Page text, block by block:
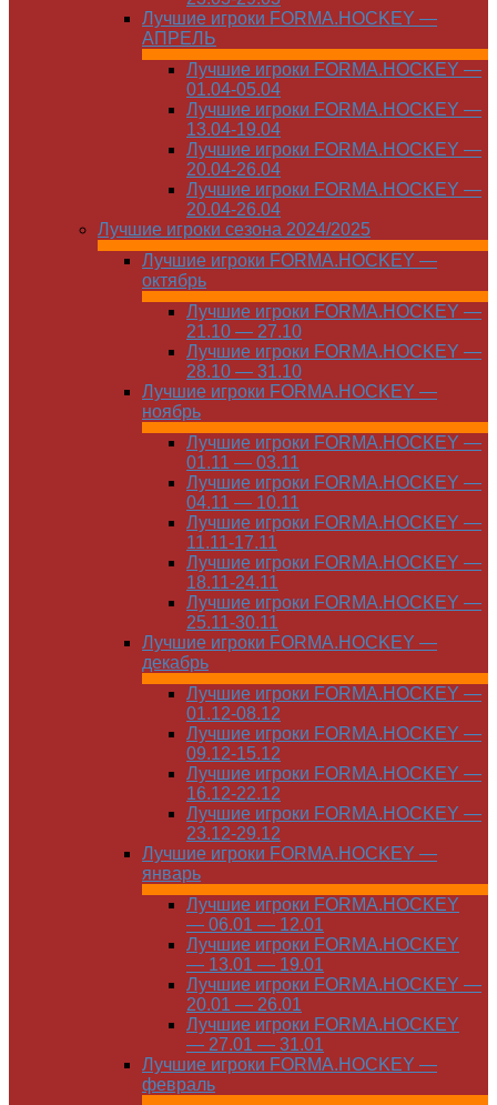
Лучшие игроки FORMA.HOCKEY —
АПРЕЛЬ
Лучшие игроки FORMA.HOCKEY —
01.04-05.04
Лучшие игроки FORMA.HOCKEY —
13.04-19.04
Лучшие игроки FORMA.HOCKEY —
20.04-26.04
Лучшие игроки FORMA.HOCKEY —
20.04-26.04
Лучшие игроки сезона 2024/2025
Лучшие игроки FORMA.HOCKEY —
октябрь
Лучшие игроки FORMA.HOCKEY —
21.10 — 27.10
Лучшие игроки FORMA.HOCKEY —
28.10 — 31.10
Лучшие игроки FORMA.HOCKEY —
ноябрь
Лучшие игроки FORMA.HOCKEY —
01.11 — 03.11
Лучшие игроки FORMA.HOCKEY —
04.11 — 10.11
Лучшие игроки FORMA.HOCKEY —
11.11-17.11
Лучшие игроки FORMA.HOCKEY —
18.11-24.11
Лучшие игроки FORMA.HOCKEY —
25.11-30.11
Лучшие игроки FORMA.HOCKEY —
декабрь
Лучшие игроки FORMA.HOCKEY —
01.12-08.12
Лучшие игроки FORMA.HOCKEY —
09.12-15.12
Лучшие игроки FORMA.HOCKEY —
16.12-22.12
Лучшие игроки FORMA.HOCKEY —
23.12-29.12
Лучшие игроки FORMA.HOCKEY —
январь
Лучшие игроки FORMA.HOCKEY
— 06.01 — 12.01
Лучшие игроки FORMA.HOCKEY
— 13.01 — 19.01
Лучшие игроки FORMA.HOCKEY —
20.01 — 26.01
Лучшие игроки FORMA.HOCKEY
— 27.01 — 31.01
Лучшие игроки FORMA.HOCKEY —
февраль